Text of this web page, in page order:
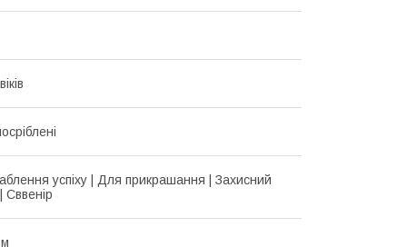
успіху | Для прикрашання | Захисний
Сввенір